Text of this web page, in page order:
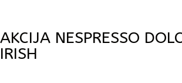
AKCIJA NESPRESSO
IRISH